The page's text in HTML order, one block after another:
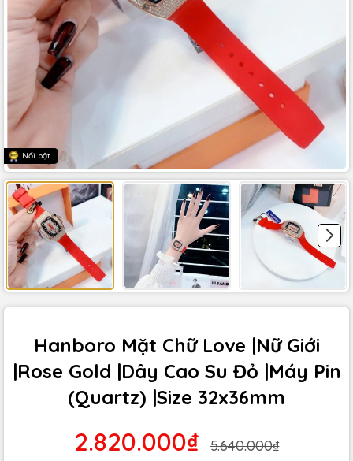
Nổi bật
Hanboro Mặt Chữ Love |Nữ Giới
|Rose Gold |Dây Cao Su Đỏ |Máy Pin
(Quartz) |Size 32x36mm
2.820.000₫
5.640.000₫